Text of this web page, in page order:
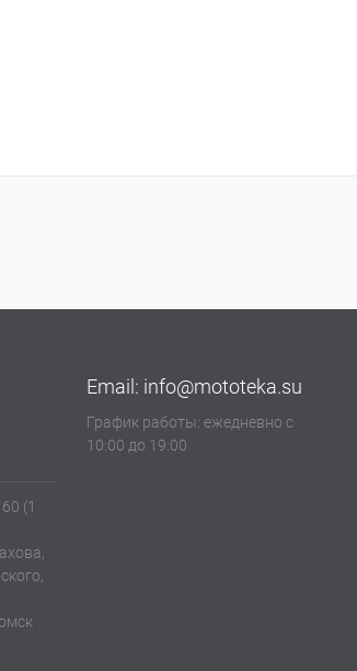
(1
Email: info@mototeka.su
График работы: ежедневно с
10:00 до 19:00